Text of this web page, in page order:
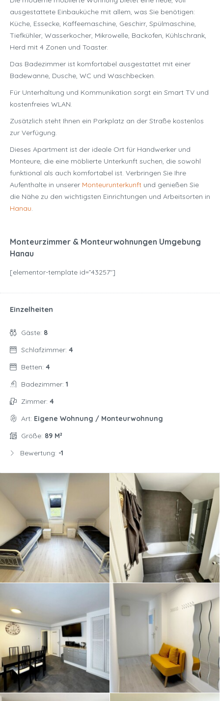
ausgestattete Einbauküche mit allem, was Sie benötigen:
Küche, Essecke, Kaffeemaschine, Geschirr, Spülmaschine,
Tiefkühler, Wasserkocher, Mikrowelle, Backofen, Kühlschrank,
Herd mit 4 Zonen und Toaster.
Das Badezimmer ist komfortabel ausgestattet mit einer
Badewanne, Dusche, WC und Waschbecken.
Für Unterhaltung und Kommunikation sorgt ein Smart TV und
kostenfreies WLAN.
Zusätzlich steht Ihnen ein Parkplatz an der Straße kostenlos
zur Verfügung.
Dieses Apartment ist der ideale Ort für Handwerker und
Monteure, die eine möblierte Unterkunft suchen, die sowohl
funktional als auch komfortabel ist. Verbringen Sie Ihre
Aufenthalte in unserer Monteurunterkunft und genießen Sie
die Nähe zu den wichtigsten Einrichtungen und Arbeitsorten in
Hanau.
Monteurzimmer & Monteurwohnungen Umgebung
Hanau
[elementor-template id=”43257″]
Einzelheiten
Gäste: 8
Schlafzimmer: 4
Betten: 4
Badezimmer: 1
Zimmer: 4
Art: Eigene Wohnung / Monteurwohnung
Größe: 89 M²
Bewertung: -1